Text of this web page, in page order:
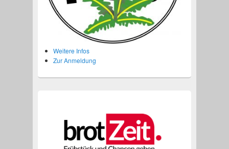
Weitere Infos
Zur Anmeldung